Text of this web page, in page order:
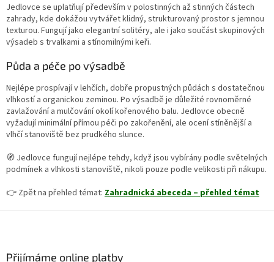
Jedlovce se uplatňují především v polostinných až stinných částech
zahrady, kde dokážou vytvářet klidný, strukturovaný prostor s jemnou
texturou. Fungují jako elegantní solitéry, ale i jako součást skupinových
výsadeb s trvalkami a stínomilnými keři.
Půda a péče po výsadbě
Nejlépe prospívají v lehčích, dobře propustných půdách s dostatečnou
vlhkostí a organickou zeminou. Po výsadbě je důležité rovnoměrné
zavlažování a mulčování okolí kořenového balu. Jedlovce obecně
vyžadují minimální přímou péči po zakořenění, ale ocení stíněnější a
vlhčí stanoviště bez prudkého slunce.
🧭 Jedlovce fungují nejlépe tehdy, když jsou vybírány podle světelných
podmínek a vlhkosti stanoviště, nikoli pouze podle velikosti při nákupu.
👉 Zpět na přehled témat: Zahradnická abeceda – přehled témat
Přijímáme online platby